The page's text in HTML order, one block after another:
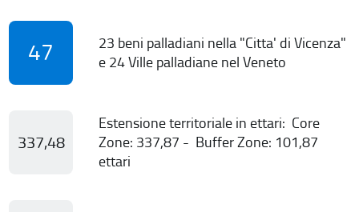
47
23 beni palladiani nella "Citta' di Vicenza"
e 24 Ville palladiane nel Veneto
337,48
Estensione territoriale in ettari: Core
Zone: 337,87 - Buffer Zone: 101,87
ettari